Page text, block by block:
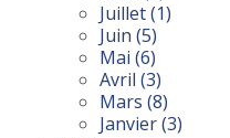
Juillet(1)
Juin (5)
Mai (6)
Avril (3)
Mars (8)
Janvier(3)